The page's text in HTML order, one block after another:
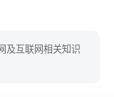
及互联网相关知识